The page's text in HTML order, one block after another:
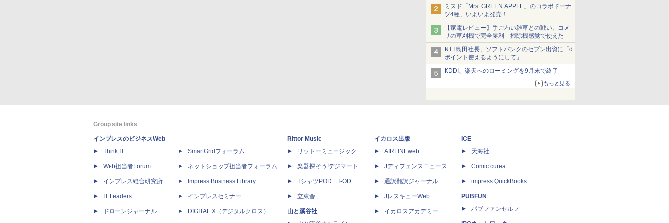
ミスド「Mrs. GREEN APPLE」のコラボドーナ
ツ4種、いよいよ発売！
【家電レビュー】手ごわい雑草との戦い、コメ
リの草刈機で完全勝利 掃除機感覚で使えた
NTT島田社長、ソフトバンクのセブン出資に「d
ポイント使えるようにして」
KDDI、楽天へのローミングを9月末で終了
もっと見る
Group site links
インプレスのビジネスWeb
Think IT
Web担当者Forum
インプレス総合研究所
IT Leaders
ドローンジャーナル
SmartGridフォーラム
ネットショップ担当者フォーラム
Impress Business Library
インプレスセミナー
DIGITAL X（デジタルクロス）
Rittor Music
リットーミュージック
楽器探そう!デジマート
TシャツPOD T-OD
立東舎
山と溪谷社
イカロス出版
AIRLINEweb
Jディフェンスニュース
通訳翻訳ジャーナル
JレスキューWeb
イカロスアカデミー
ICE
天海社
Comic curea
impress QuickBooks
PUBFUN
パブファンセルフ